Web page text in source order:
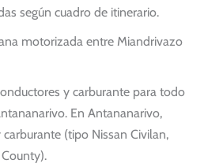
según cuadro de itinerario.
motorizada entre Miandrivazo
y carburante para todo
En Antananarivo,
(tipo Nissan Civilan,